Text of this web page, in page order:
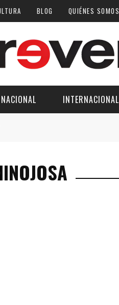
BLOG QUIÉNES SOMOS
NACIONAL INTERNACIONAL